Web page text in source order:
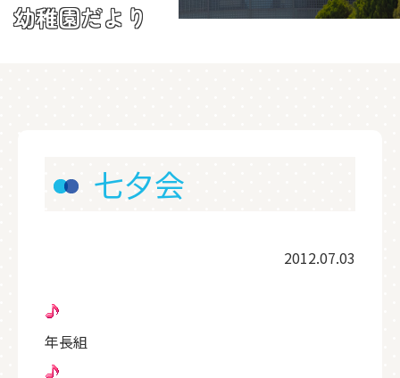
幼稚園だより
七夕会
2012.07.03
年長組